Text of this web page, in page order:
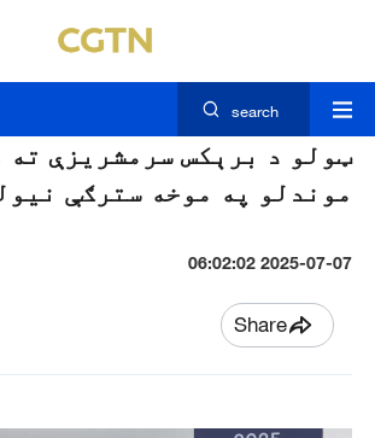
search
ټولو د برېکس سرمشريزې ته
موندلو په موخه سترګې
2025-07-07 06:02:02
Share